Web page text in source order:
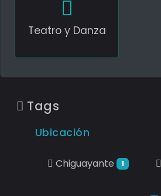
Teatro y Danza
Tags
Ubicación
Chiguayante 1